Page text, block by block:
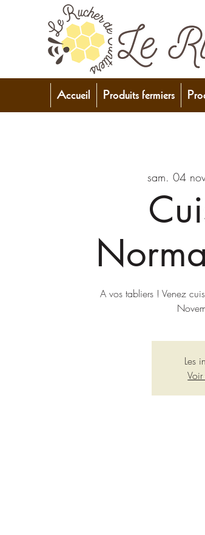
Accueil Produits fermiers
sam. 04
A vos tabliers ! Venez
Les